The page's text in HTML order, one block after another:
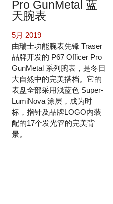
Pro GunMetal 蓝
天腕表
5月 2019
由瑞士功能腕表先锋 Traser
品牌开发的 P67 Officer Pro
GunMetal 系列腕表，是冬日
大自然中的完美搭档。它的
表盘全部采用浅蓝色 Super-
LumiNova 涂层，成为时
标，指针及品牌LOGO内装
配的17个发光管的完美背
景。